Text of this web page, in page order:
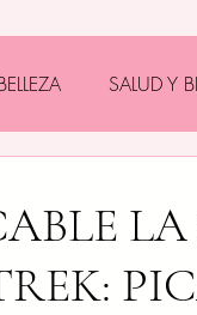
SALUD Y
LA